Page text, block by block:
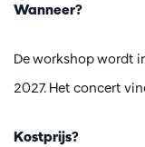
Wanneer?
De workshop wordt
2027. Het concert
Kostprijs?